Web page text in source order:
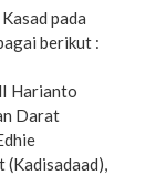
pada
berikut :
Harianto
Darat
(Kadisadaad),